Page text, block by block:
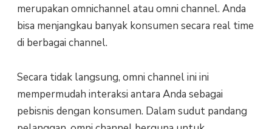
merupakan omnichannel atau omni channel. Anda
bisa menjangkau banyak konsumen secara real time
di berbagai channel.
Secara tidak langsung, omni channel ini ini
mempermudah interaksi antara Anda sebagai
pebisnis dengan konsumen. Dalam sudut pandang